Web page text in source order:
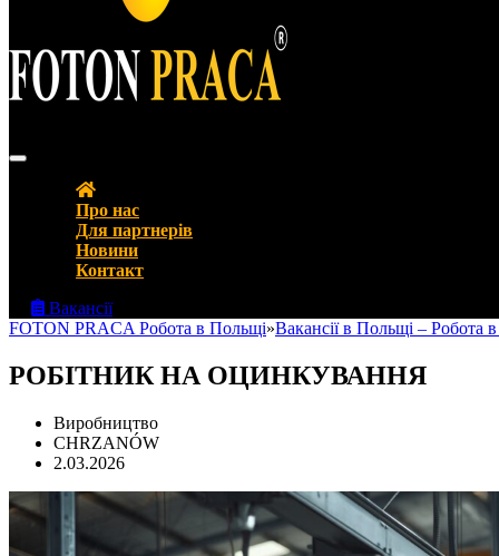
Про нас
Для партнерів
Новини
Контакт
Вакансії
FOTON PRACA Робота в Польщі»Вакансії в Польщі – Робота
РОБІТНИК НА ОЦИНКУВАННЯ
Виробництво
CHRZANÓW
2.03.2026